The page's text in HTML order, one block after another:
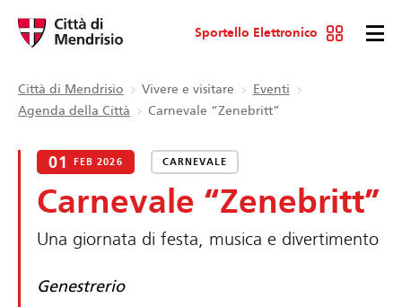
Sportello Elettronico
Città di Mendrisio Vivere e visitare
Eventi
Agenda della Città
Carnevale “Zenebritt”
01 FEB 2026 CARNEVALE
Carnevale “Zenebritt”
Una giornata di festa, musica e divertimento
Genestrerio